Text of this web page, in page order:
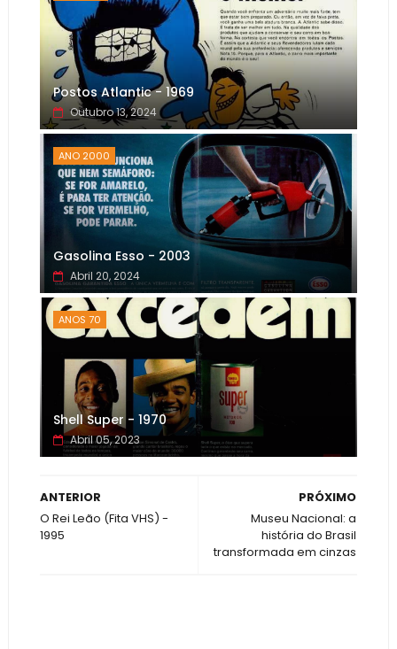
Postos Atlantic - 1969
Outubro 13, 2024
ANO 2000
Gasolina Esso - 2003
Abril 20, 2024
ANOS 70
Shell Super - 1970
Abril 05, 2023
PRÓXIMO
Museu Nacional: a
história do Brasil
transformada em cinzas
ANTERIOR
O Rei Leão (Fita VHS) -
1995